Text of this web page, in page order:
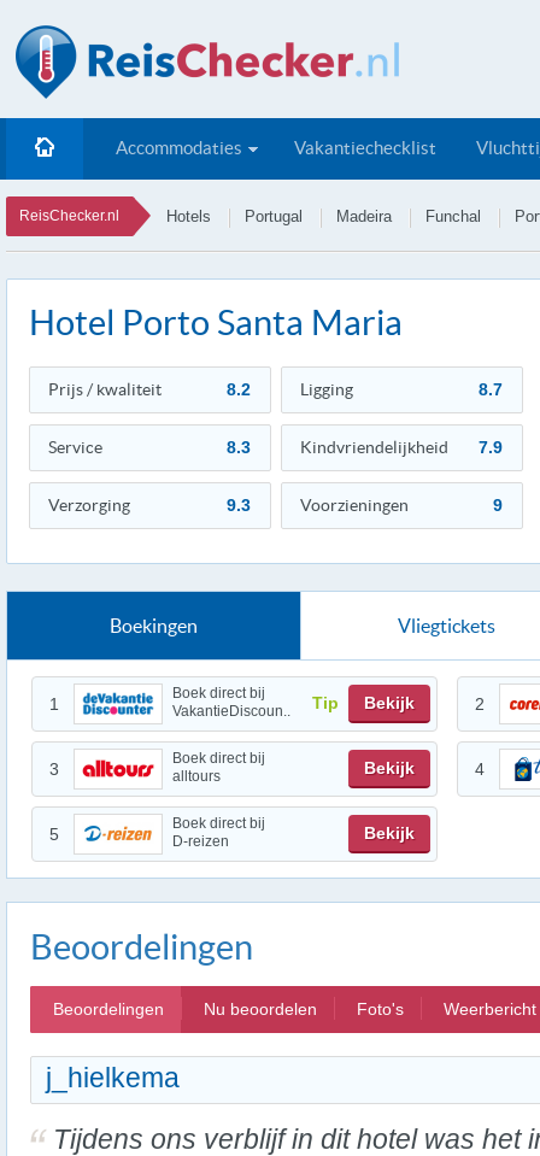
Accommodaties Vakantiechecklist
ReisChecker.nl Hotels Portugal Madeira Funchal
Hotel Porto Santa Maria
Prijs / kwaliteit 8.2 Ligging 8.7
Service 8.3 Kindvriendelijkheid 7.9
Verzorging 9.3 Voorzieningen 9
Boekingen Vliegtickets
1
Boek direct bij
VakantieDiscoun..
Tip Bekijk 2
3
Boek direct bij
alltours
Bekijk 4
5
Boek direct bij
D-reizen
Bekijk
Beoordelingen
Beoordelingen Nu beoordelen Foto's Weerbericht
j_hielkema
Tijdens ons verblijf in dit hotel was het